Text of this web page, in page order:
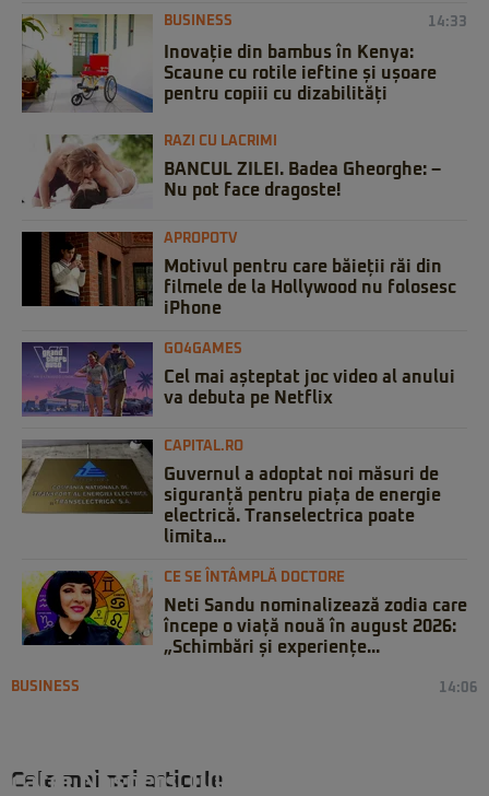
BUSINESS 14:33
Inovație din bambus în Kenya:
Scaune cu rotile ieftine și ușoare
pentru copiii cu dizabilități
RAZI CU LACRIMI
BANCUL ZILEI. Badea Gheorghe: –
Nu pot face dragoste!
APROPOTV
Motivul pentru care băieții răi din
filmele de la Hollywood nu folosesc
iPhone
GO4GAMES
Cel mai așteptat joc video al anului
va debuta pe Netflix
CAPITAL.RO
Guvernul a adoptat noi măsuri de
siguranță pentru piața de energie
electrică. Transelectrica poate
limita...
CE SE ÎNTÂMPLĂ DOCTORE
Neti Sandu nominalizează zodia care
începe o viață nouă în august 2026:
„Schimbări și experiențe...
Cele mai noi articole
BUSINESS 14:06
către Naspers. Iulian Stanciu și-a